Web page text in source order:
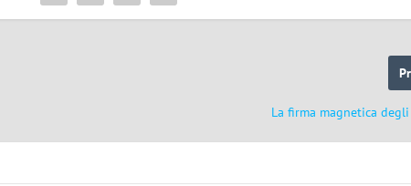
La firma magnetica